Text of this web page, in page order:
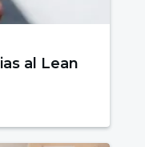
al Lean